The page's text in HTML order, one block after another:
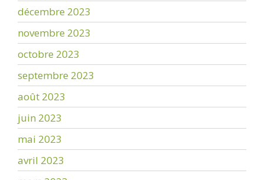
décembre 2023
novembre 2023
octobre 2023
septembre 2023
août 2023
juin 2023
mai 2023
avril 2023